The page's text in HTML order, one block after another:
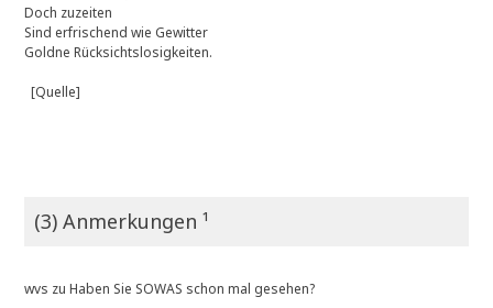
Doch zuzeiten
Sind erfrischend wie Gewitter
Goldne Rücksichtslosigkeiten.
[Quelle]
(3) Anmerkungen ¹
wvs zuHaben Sie SOWAS schon mal gesehen?